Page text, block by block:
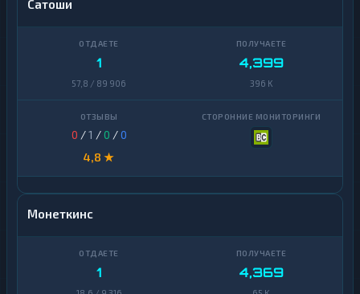
Сатоши
1
57,8 / 89 906
4,399
396 K
0 /1 /0 /0
4,8 ★
Монеткинс
1 4,369